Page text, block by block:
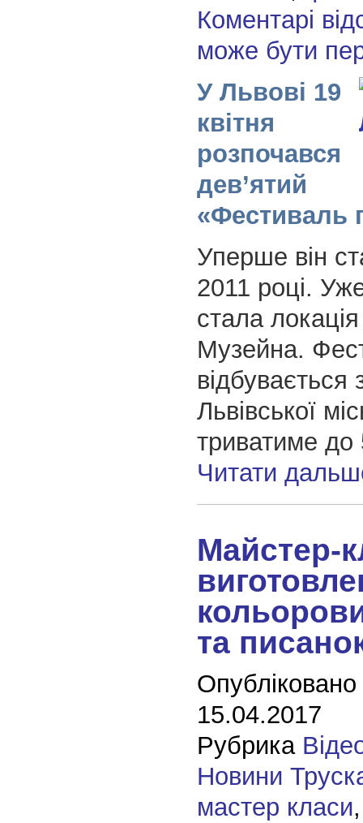
Коментарі
може бути
У Львові 19
квітня
розпочався
дев’ятий
«Фестиваль
Уперше він
2011 році.
стала
Музейна.
відбувається
Львівської
триватиме до
Читати
Майстер-
та
15.04.2017
Рубрика
Новини
мастер класи